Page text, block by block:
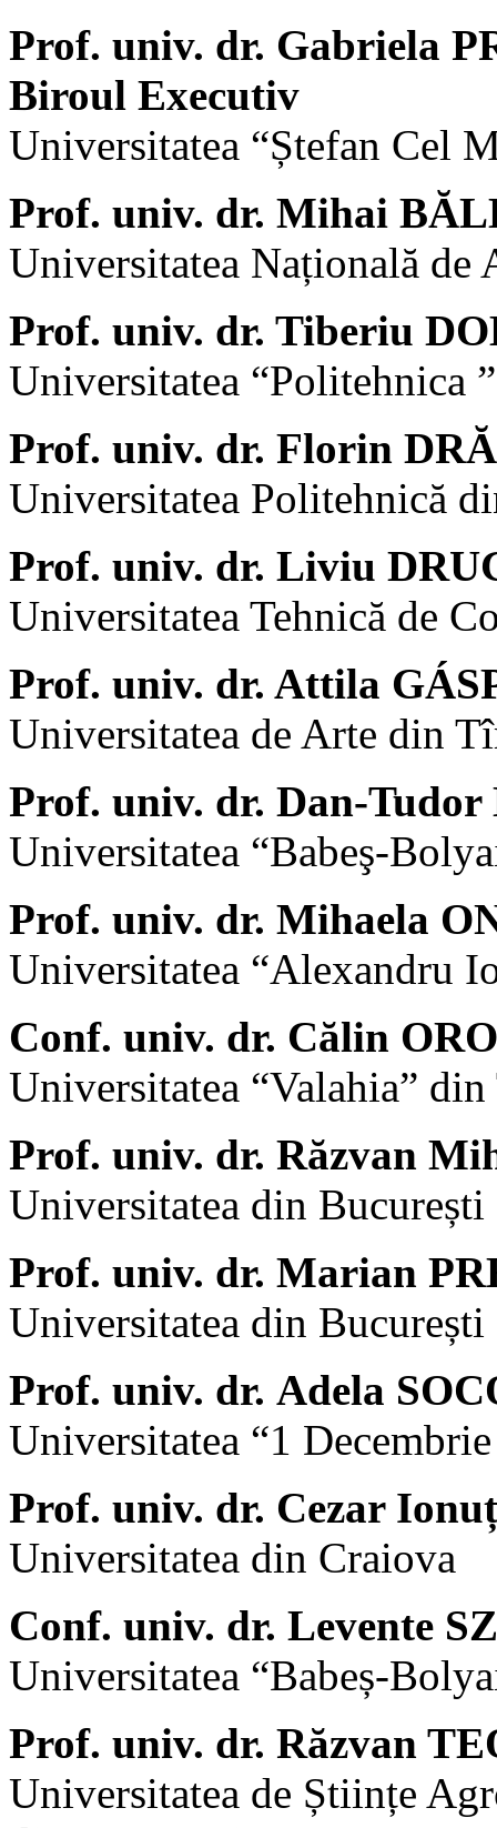
Prof. univ. dr. Gabriela
Biroul Executiv
Universitatea “Ștefan Cel
Prof. univ. dr. Mihai
Universitatea Națională de
Prof. univ. dr. Tiberiu
Universitatea “Politehnica
Prof. univ. dr. Florin
Universitatea Politehnică
Prof. univ. dr. Liviu
Universitatea Tehnică de
Prof. univ. dr. Attila
Universitatea de Arte din
Prof. univ. dr. Dan-
Universitatea “Babeş-
Prof. univ. dr. Mihaela
Universitatea “Alexandru
Conf. univ. dr. Călin
Universitatea “Valahia”
Prof. univ. dr. Răzvan
Universitatea din București
Prof. univ. dr. Marian
Universitatea din București
Prof. univ. dr. Adela
Universitatea “1
Prof. univ. dr. Cezar
Universitatea din Craiova
Conf. univ. dr. Levente
Universitatea “Babeș-
Prof. univ. dr. Răzvan
Universitatea de Științe